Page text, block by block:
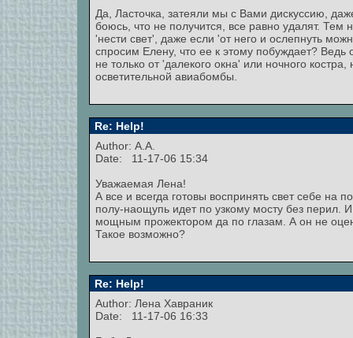
Да, Ласточка, затеяли мы с Вами дискуссию,
боюсь, что не получится, все равно удалят.
'нести свет', даже если 'от него и ослепнуть
спросим Елену, что ее к этому побуждает? Ведь
не только от 'далекого окна' или ночного
осветительной авиабомбы.
Re: Help!
Author: А.А.
Date: 11-17-06 15:34
Уважаемая Лена!
А все и всегда готовы воспринять свет себе на
полу-наощупь идет по узкому мосту без перил.
мощным прожектором да по глазам. А он не
Такое возможно?
Re: Help!
Author: Лена Хавраник
Date: 11-17-06 16:33